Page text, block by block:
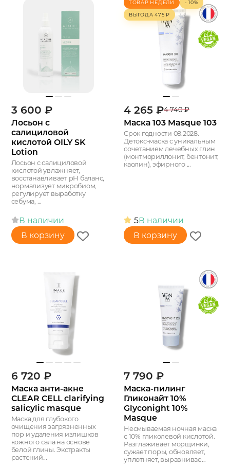
3 600 ₽
Лосьон с
салициловой
кислотой OILY SK
Lotion
Лосьон с салициловой
кислотой увлажняет,
восстанавливает рН баланс,
нормализует микробиом,
регулирует выработку
себума, ...
В наличии
В корзину
ТОВАР НЕДЕЛИ - 10%
ВЫГОДА475 ₽
4 265 ₽4 740₽
Маска 103 Masque 103
Срок годности 08.2028.
Детокс-маска с уникальным
сочетанием лечебных глин
(монтмориллонит, бентонит,
каолин), эфирного ...
5В наличии
В корзину
6 720 ₽
Маска анти-акне
CLEAR CELL clarifying
salicylic masque
Маска для глубокого
очищения загрязненных
пор и удаления излишков
кожного сала на основе
белой глины. Экстракты
растений...
7 790 ₽
Маска-пилинг
Гликонайт 10%
Glyconight 10%
Masque
Несмываемая ночная маска
с 10% гликолевой кислотой.
Разглаживает морщинки,
сужает поры, обновляет,
уплотняет, выравнивае...